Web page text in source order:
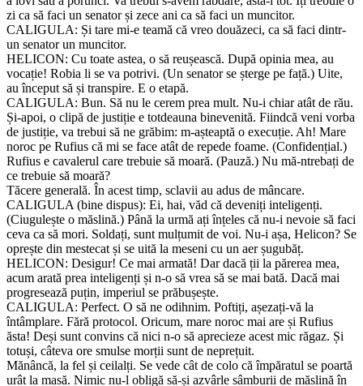
zi ca să faci un senator și zece ani ca să faci un muncitor.
CALIGULA: Și tare mi-e teamă că vreo douăzeci, ca să faci dintr-
un senator un muncitor.
HELICON: Cu toate astea, o să reușească. După opinia mea, au
vocație! Robia li se va potrivi. (Un senator se șterge pe față.) Uite,
au început să și transpire. E o etapă.
CALIGULA: Bun. Să nu le cerem prea mult. Nu-i chiar atât de rău.
Și-apoi, o clipă de justiție e totdeauna binevenită. Fiindcă veni vorba
de justiție, va trebui să ne grăbim: m-așteaptă o execuție. Ah! Mare
noroc pe Rufius că mi se face atât de repede foame. (Confidențial.)
Rufius e cavalerul care trebuie să moară. (Pauză.) Nu mă-ntrebați de
ce trebuie să moară?
Tăcere generală. În acest timp, sclavii au adus de mâncare.
CALIGULA (bine dispus): Ei, hai, văd că deveniți inteligenți.
(Ciugulește o măslină.) Până la urmă ați înțeles că nu-i nevoie să faci
ceva ca să mori. Soldați, sunt mulțumit de voi. Nu-i așa, Helicon? Se
oprește din mestecat și se uită la meseni cu un aer șugubăț.
HELICON: Desigur! Ce mai armată! Dar dacă ții la părerea mea,
acum arată prea inteligenți și n-o să vrea să se mai bată. Dacă mai
progresează puțin, imperiul se prăbușește.
CALIGULA: Perfect. O să ne odihnim. Poftiți, așezați-vă la
întâmplare. Fără protocol. Oricum, mare noroc mai are și Rufius
ăsta! Deși sunt convins că nici n-o să aprecieze acest mic răgaz. Și
totuși, câteva ore smulse morții sunt de neprețuit.
Mănâncă, la fel și ceilalți. Se vede cât de colo că împăratul se poartă
urât la masă. Nimic nu-l obligă să-și azvârle sâmburii de măslină în